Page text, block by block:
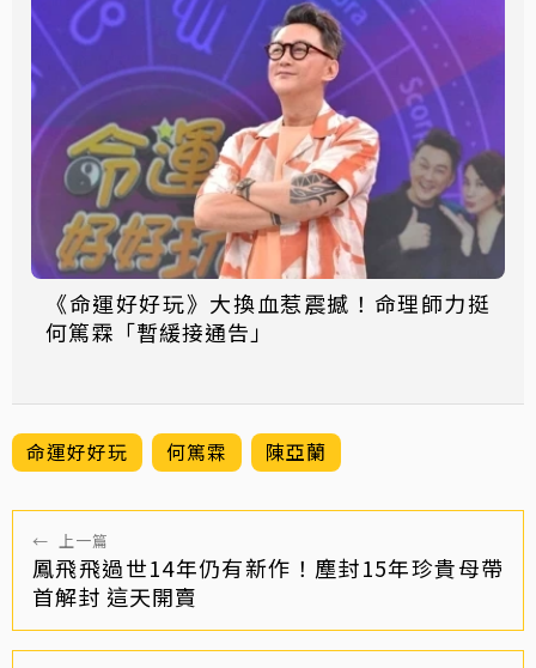
《命運好好玩》大換血惹震撼！命理師力挺
何篤霖「暫緩接通告」
命運好好玩 何篤霖 陳亞蘭
← 上一篇
鳳飛飛過世14年仍有新作！塵封15年珍貴母帶
首解封 這天開賣